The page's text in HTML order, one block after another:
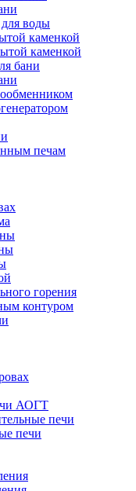
воды
каменкой
каменкой
бани
печам
горения
контуром
АОГТ
печи
печи